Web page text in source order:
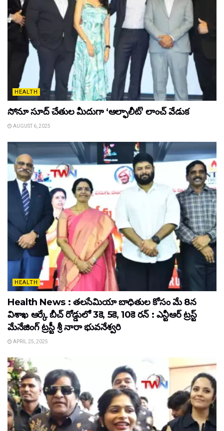
HEALTH
సోనూ సూద్ చేతుల మీదుగా ‘ఆల్ఫాలీట్’ లాంచ్ వేడుక
AUGUST 6, 2025
HEALTH
Health News : తలసేమియా బాధితుల కోసం మే 8న
విశాఖ ఆర్కే బీచ్‌ రోడ్డులో 3కె, 5కె, 10కె రన్‌ : ఎన్టీఆర్‌ ట్రస్ట్‌
మేనేజింగ్‌ ట్రస్టీ శ్రీ నారా భువనేశ్వరి
APRIL 25, 2025